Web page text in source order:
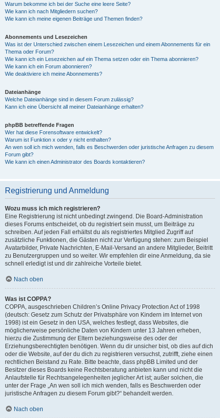
Warum bekomme ich bei der Suche eine leere Seite?
Wie kann ich nach Mitgliedern suchen?
Wie kann ich meine eigenen Beiträge und Themen finden?
Abonnements und Lesezeichen
Was ist der Unterschied zwischen einem Lesezeichen und einem Abonnements für ein
Thema oder Forum?
Wie kann ich ein Lesezeichen auf ein Thema setzen oder ein Thema abonnieren?
Wie kann ich ein Forum abonnieren?
Wie deaktiviere ich meine Abonnements?
Dateianhänge
Welche Dateianhänge sind in diesem Forum zulässig?
Kann ich eine Übersicht all meiner Dateianhänge erhalten?
phpBB betreffende Fragen
Wer hat diese Forensoftware entwickelt?
Warum ist Funktion x oder y nicht enthalten?
An wen soll ich mich wenden, falls es Beschwerden oder juristische Anfragen zu diesem
Forum gibt?
Wie kann ich einen Administrator des Boards kontaktieren?
Registrierung und Anmeldung
Wozu muss ich mich registrieren?
Eine Registrierung ist nicht unbedingt zwingend. Die Board-Administration
dieses Forums entscheidet, ob du registriert sein musst, um Beiträge zu
schreiben. Auf jeden Fall erhältst du als registriertes Mitglied Zugriff auf
zusätzliche Funktionen, die Gästen nicht zur Verfügung stehen: zum Beispiel
Avatarbilder, Private Nachrichten, E-Mail-Versand an andere Mitglieder, Beitritt
zu Benutzergruppen und so weiter. Wir empfehlen dir eine Anmeldung, da sie
schnell erledigt ist und dir zahlreiche Vorteile bietet.
Nach oben
Was ist COPPA?
COPPA, ausgeschrieben Children’s Online Privacy Protection Act of 1998
(deutsch: Gesetz zum Schutz der Privatsphäre von Kindern im Internet von
1998) ist ein Gesetz in den USA, welches festlegt, dass Websites, die
möglicherweise persönliche Daten von Kindern unter 13 Jahren erheben,
hierzu die Zustimmung der Eltern beziehungsweise des oder der
Erziehungsberechtigten benötigen. Wenn du dir unsicher bist, ob dies auf dich
oder die Website, auf der du dich zu registrieren versuchst, zutrifft, ziehe einen
rechtlichen Beistand zu Rate. Bitte beachte, dass phpBB Limited und der
Besitzer dieses Boards keine Rechtsberatung anbieten kann und nicht die
Anlaufstelle für Rechtsangelegenheiten jeglicher Art ist; außer solchen, die
unter der Frage „An wen soll ich mich wenden, falls es Beschwerden oder
juristische Anfragen zu diesem Forum gibt?“ behandelt werden.
Nach oben